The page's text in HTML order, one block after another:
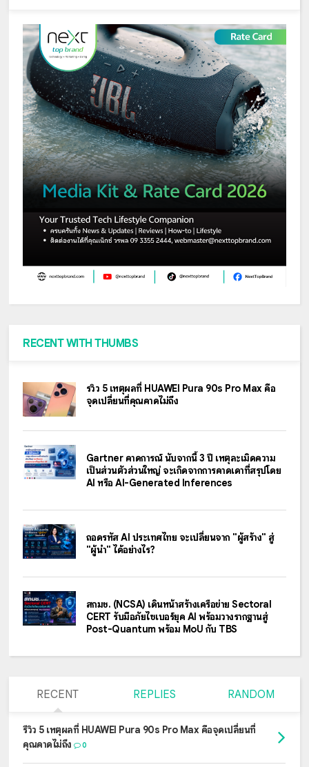
RECENT WITH THUMBS
รีวิว 5 เหตุผลที่ HUAWEI Pura 90s Pro Max คือ
จุดเปลี่ยนที่คุณคาดไม่ถึง
Gartner คาดการณ์ นับจากนี้ 3 ปี เหตุละเมิดความ
เป็นส่วนตัวส่วนใหญ่ จะเกิดจากการคาดเดาที่สรุปโดย
AI หรือ AI-Generated Inferences
ถอดรหัส AI ประเทศไทย จะเปลี่ยนจาก "ผู้สร้าง" สู่
"ผู้นำ" ได้อย่างไร?
สกมช. (NCSA) เดินหน้าสร้างเครือข่าย Sectoral
CERT รับมือภัยไซเบอร์ยุค AI พร้อมวางรากฐานสู่
Post-Quantum พร้อม MoU กับ TBS
RECENT REPLIES RANDOM
รีวิว 5 เหตุผลที่ HUAWEI Pura 90s Pro Max คือจุดเปลี่ยนที่
คุณคาดไม่ถึง
0